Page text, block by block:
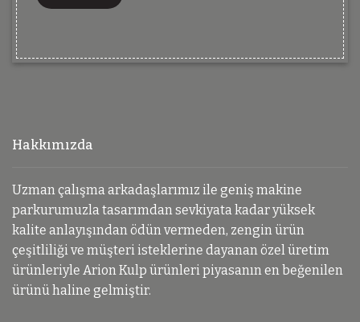
Hakkımızda
Uzman çalışma arkadaşlarımız ile geniş makine
parkurumuzla tasarımdan sevkiyata kadar yüksek
kalite anlayışından ödün vermeden, zengin ürün
çeşitliliği ve müşteri isteklerine dayanan özel üretim
ürünleriyle Arion Kulp ürünleri piyasanın en beğenilen
ürünü haline gelmiştir.